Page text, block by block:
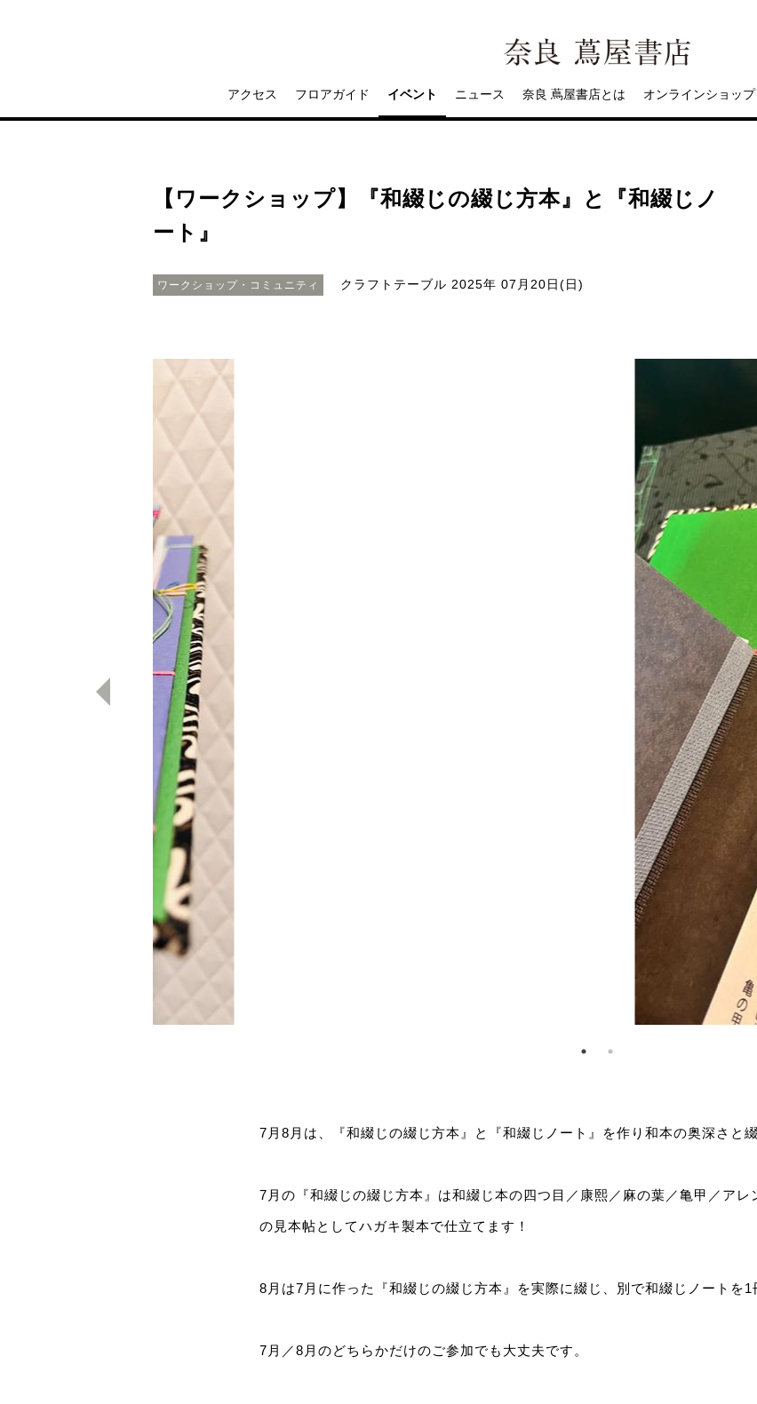
アクセス フロアガイド イベント ニュース 奈良 蔦屋書店とは オンラインショップ
【ワークショップ】『和綴じの綴じ方本』と『和綴じノ
ート』
ワークショップ・コミュニティ クラフトテーブル 2025年 07月20日(日)
7月8月は、『和綴じの綴じ方本』と『和綴じノート』を作り和本の奥深さと
7月の『和綴じの綴じ方本』は和綴じ本の四つ目／康熙／麻の葉／亀甲／アレ
の見本帖としてハガキ製本で仕立てます！
8月は7月に作った『和綴じの綴じ方本』を実際に綴じ、別で和綴じノートを1
7月／8月のどちらかだけのご参加でも大丈夫です。